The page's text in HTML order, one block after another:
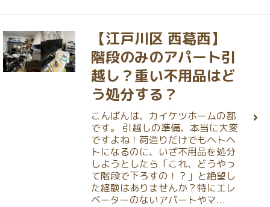
【江戸川区 西葛西】
階段のみのアパート引
越し？重い不用品はど
う処分する？
こんばんは、カイケツホームの都
です。 引越しの準備、本当に大変
ですよね！荷造りだけでもヘトヘ
トになるのに、いざ不用品を処分
しようとしたら「これ、どうやっ
て階段で下ろすの！？」と絶望し
た経験はありませんか？特にエレ
ベーターのないアパートやマ...